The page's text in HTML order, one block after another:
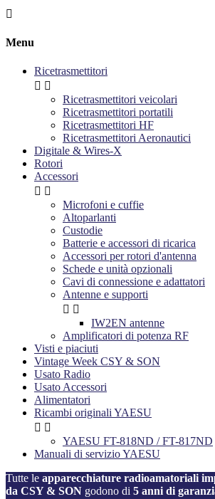

Menu
Ricetrasmettitori
 
Ricetrasmettitori veicolari
Ricetrasmettitori portatili
Ricetrasmettitori HF
Ricetrasmettitori Aeronautici
Digitale & Wires-X
Rotori
Accessori
 
Microfoni e cuffie
Altoparlanti
Custodie
Batterie e accessori di ricarica
Accessori per rotori d'antenna
Schede e unità opzionali
Cavi di connessione e adattatori
Antenne e supporti
 
IW2EN antenne
Amplificatori di potenza RF
Visti e piaciuti
Vintage Week CSY & SON
Usato Radio
Usato Accessori
Alimentatori
Ricambi originali YAESU
 
YAESU FT-818ND / FT-817ND
Manuali di servizio YAESU
Tutte le apparecchiature radioamatoriali
da CSY & SON godono di 5 anni di